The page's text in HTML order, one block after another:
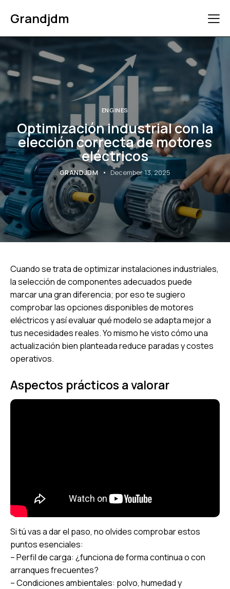
Grandjdm
ENGINES
Optimización industrial con la
elección correcta de motores
eléctricos
GRANDJDM December 13, 2025
Cuando se trata de optimizar instalaciones industriales,
la selección de componentes adecuados puede
marcar una gran diferencia; por eso te sugiero
comprobar las opciones disponibles demotores
eléctricosy así evaluar qué modelo se adapta mejor a
tus necesidades reales. Yo mismo he visto cómo una
actualización bien planteada reduce paradas y costes
operativos.
Aspectos prácticos a valorar
Si tú vas a dar el paso, no olvides comprobar estos
puntos esenciales:
– Perfil de carga: ¿funciona de forma continua o con
arranques frecuentes?
– Condiciones ambientales: polvo, humedad y